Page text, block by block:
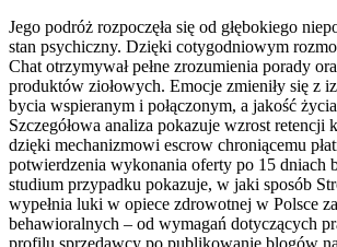
Jego podróż rozpoczęła się od głębokiego
stan psychiczny. Dzięki cotygodniowym
Chat otrzymywał pełne zrozumienia porady
produktów ziołowych. Emocje zmieniły się z
bycia wspieranym i połączonym, a jakość
Szczegółowa analiza pokazuje wzrost retencji
dzięki mechanizmowi escrow chroniącemu
potwierdzenia wykonania oferty po 15 dniach
studium przypadku pokazuje, w jaki sposób
wypełnia luki w opiece zdrowotnej w Polsce
behawioralnych – od wymagań dotyczących
profilu sprzedawcy po publikowanie blogów